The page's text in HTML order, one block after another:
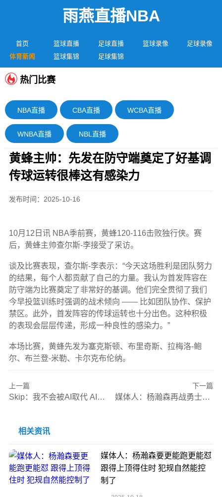
雨燕直播NBA
首页 篮球直播 足球直播 篮球录像
足球录像
体育新闻
篮球集锦 足球集锦
热门比赛
NBA直播 CBA直播 WCBA直播
WNBA直播 NBL直播
黄蜂主帅：先发在防守端奠定了好基调
传球运转很棒这有感染力
发布时间：2025-10-16
10月12日讯 NBA季前赛，黄蜂120-116击败独行侠。赛
后，黄蜂主帅查尔斯-李接受了采访。
谈及比赛表现，查尔斯-李表示：“今天这场胜利是团队努力
的结果，每个人都贡献了自己的力量。我认为首发阵容在
防守端为比赛奠定了非常好的基调。他们完全贯彻了我们
今早投篮训练时强调的战术倾向 —— 比如团队协作、保护
禁区。此外，首发阵容的传球运转也十分出色。这种积极
的表现会层层传递，形成一种良性的感染力。 ”
本场比赛，黄蜂先发为塞克斯顿、布里奇斯、拉梅洛-鲍
尔、布兰登-米勒、卡尔克布伦纳。
上一篇
Skip：我不会被AI取代 AI也只会罗列詹姆斯的数据 而我有原创思维
下一篇
媒体人：杨瀚森再战勇士能更好地跟上节奏 比赛感觉也是一种天赋
相关资讯
媒体人：杨瀚森要更能跑更能怼
跟得上顶得住时 犯规自然能控
制了